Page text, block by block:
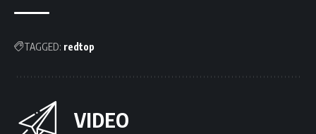
TAGGED: redtop
VIDEO